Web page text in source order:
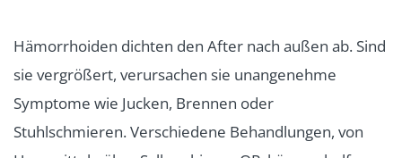
Hämorrhoiden dichten den After nach außen ab. Sind
sie vergrößert, verursachen sie unangenehme
Symptome wie Jucken, Brennen oder
Stuhlschmieren. Verschiedene Behandlungen, von